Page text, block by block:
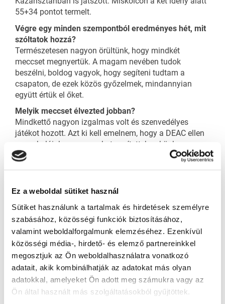
Ez a weboldal sütiket használ
Sütiket használunk a tartalmak és hirdetések személyre
szabásához, közösségi funkciók biztosításához,
valamint weboldalforgalmunk elemzéséhez. Ezenkívül
közösségi média-, hirdető- és elemző partnereinkkel
megosztjuk az Ön weboldalhasználatra vonatkozó
adatait, akik kombinálhatják az adatokat más olyan
adatokkal, amelyeket Ön adott meg számukra vagy az
Ön által használt más szolgáltatásokból gyűjtöttek.
55+34 pontot termelt.
Végre egy minden szempontból eredményes hét, mit
szóltatok hozzá?
Természetesen nagyon örültünk, hogy mindkét
meccset megnyertük. A magam nevében tudok
beszélni, boldog vagyok, hogy segíteni tudtam a
csapaton, de ezek közös győzelmek, mindannyian
együtt értük el őket.
Melyik meccset élvezted jobban?
Mindkettő nagyon izgalmas volt és szenvedélyes
játékot hozott. Azt ki kell emelnem, hogy a DEAC ellen
a szurkolóink nagyon sokat segítettek nekünk,
ahogyan a BJAHC ellen is, amikor idegenben
Nem is akármilyen gólokat lőttél, a DEAC ellen
mindkettő után csettinthettünk. Sokáig vissza tudod
idézni a góljaidat a meccsek után?
Minden meccs után vissza szoktam nézni a cseréimet,
kielemzem a hibáimat is, és a jó pillanatokat is
visszanézem. Mindig jó érzés gólt lőni, de másnap újra
jönnek az edzések, majd egy újabb meccs, szóval
tovább kell lépni, és elfelejteni, mi történt legutóbb.
Nem igazán sikerült a csapatnak a szezonkezdet, te
mindezt hogyan élted meg?